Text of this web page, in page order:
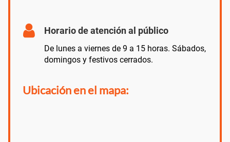
Horario de atención al público
De lunes a viernes de 9 a 15 horas. Sábados,
domingos y festivos cerrados.
Ubicación en el mapa: